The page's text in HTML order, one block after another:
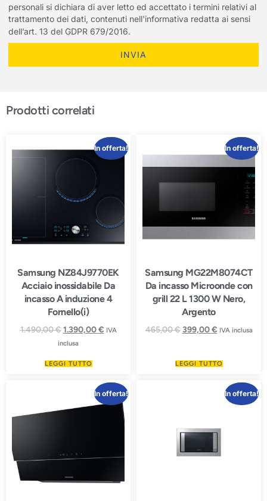
personali si dichiara di aver letto ed accettato i termini relativi al
trattamento dei dati, contenuti nell'informativa redatta ai sensi
dell’art. 13 del GDPR 679/2016.
INVIA
Prodotti correlati
In offerta!
Samsung NZ84J9770EK
Acciaio inossidabile Da
incasso A induzione 4
Fornello(i)
1.490,00€ 1.390,00€ IVA
inclusa
LEGGI TUTTO
In offerta!
Samsung MG22M8074CT
Da incasso Microonde con
grill 22 L 1300 W Nero,
Argento
465,00€ 399,00€ IVA inclusa
LEGGI TUTTO
In offerta! In offerta!